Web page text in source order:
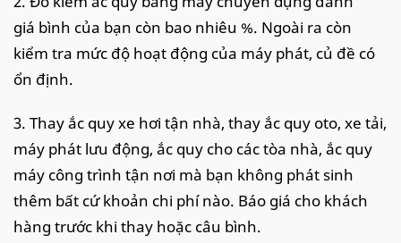
giá bình của bạn còn bao nhiêu %. Ngoài ra còn
kiểm tra mức độ hoạt động của máy phát, củ đề có
ổn định.
3. Thay ắc quy xe hơi tận nhà, thay ắc quy oto, xe tải,
máy phát lưu động, ắc quy cho các tòa nhà, ắc quy
máy công trình tận nơi mà bạn không phát sinh
thêm bất cứ khoản chi phí nào. Báo giá cho khách
hàng trước khi thay hoặc câu bình.